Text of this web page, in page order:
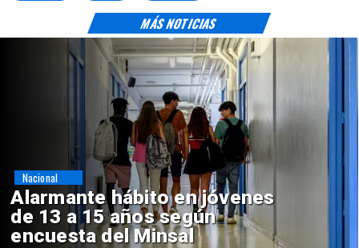
MÁS NOTICIAS
Aprueban creación del Parque
Sebastián Piñera con inversión
de $4 mil millones
Regiones